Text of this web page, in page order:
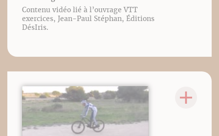
Contenu vidéo lié à l’ouvrage VTT
exercices, Jean-Paul Stéphan, Éditions
DésIris.